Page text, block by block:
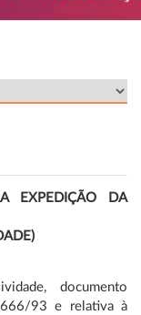
EXPEDIÇÃO DA
documento
93 e relativa à